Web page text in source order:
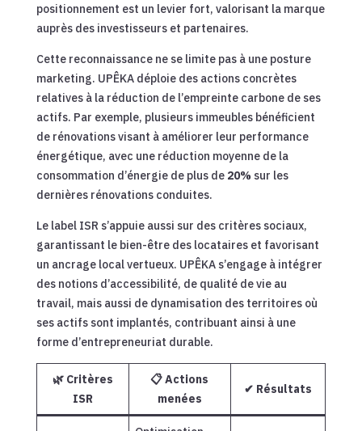
positionnement est un levier fort, valorisant la marque
auprès des investisseurs et partenaires.
Cette reconnaissance ne se limite pas à une posture
marketing. UPÊKA déploie des actions concrètes
relatives à la réduction de l’empreinte carbone de ses
actifs. Par exemple, plusieurs immeubles bénéficient
de rénovations visant à améliorer leur performance
énergétique, avec une réduction moyenne de la
consommation d’énergie de plus de 20% sur les
dernières rénovations conduites.
Le label ISR s’appuie aussi sur des critères sociaux,
garantissant le bien-être des locataires et favorisant
un ancrage local vertueux. UPÊKA s’engage à intégrer
des notions d’accessibilité, de qualité de vie au
travail, mais aussi de dynamisation des territoires où
ses actifs sont implantés, contribuant ainsi à une
forme d’entrepreneuriat durable.
🌿 Critères
ISR
📋 Actions
menées
✔ Résultats